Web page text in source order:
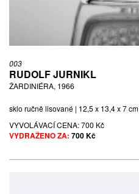
003
RUDOLF JURNIKL
ŽARDINIÉRA, 1966
sklo ručně lisované | 12,5 x 13,4 x 7 cm
VYVOLÁVACÍ CENA:700 Kč
VYDRAŽENO ZA: 700 Kč